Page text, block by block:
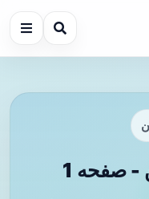
صفحه 1